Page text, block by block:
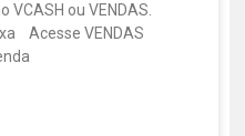
VCASH ou VENDAS.
Acesse VENDAS